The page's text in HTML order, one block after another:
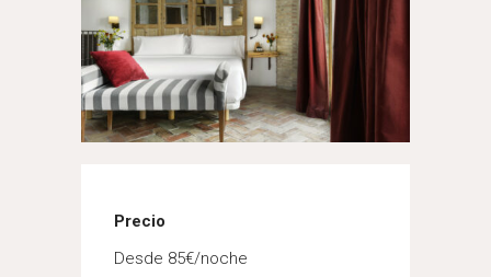
Precio
Desde 85€/noche